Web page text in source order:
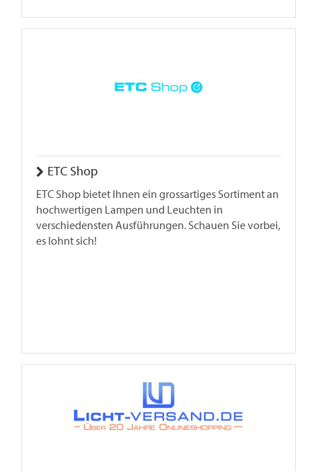
ETC Shop
ETC Shop bietet Ihnen ein grossartiges Sortiment an
hochwertigen Lampen und Leuchten in
verschiedensten Ausführungen. Schauen Sie vorbei,
es lohnt sich!